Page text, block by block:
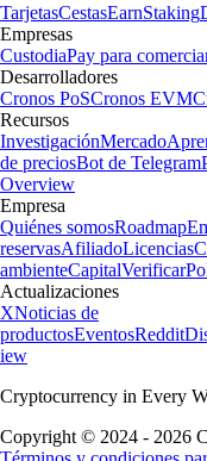
TarjetasCestasEarnStaking
Empresas
CustodiaPay para
Desarrolladores
Cronos PoSCronos EVM
Recursos
InvestigaciónMercado
de preciosBot de Telegram
Overview
Empresa
Quiénes somosRoadmap
reservasAfiliadoLicencias
ambienteCapitalVerificar
Actualizaciones
XNoticias de
productosEventosReddit
iew
Cryptocurrency in Every
Copyright © 2024 - 2026